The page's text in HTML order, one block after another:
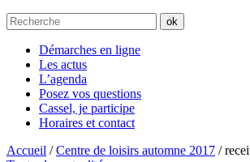
Démarches en ligne
Les actus
L’agenda
Posez vos questions
Cassel, je participe
Horaires et contact
Accueil /Centre de loisirs automne 2017 /